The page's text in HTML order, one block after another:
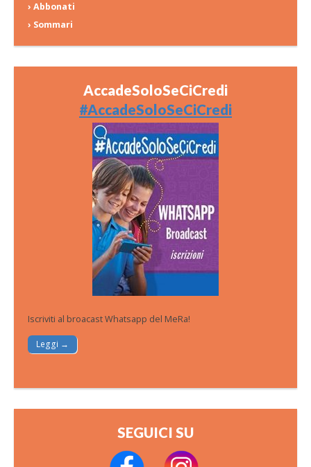
› Abbonati
› Sommari
AccadeSoloSeCiCredi
#AccadeSoloSeCiCredi
Iscriviti al broacast Whatsapp del MeRa!
Leggi →
SEGUICI SU